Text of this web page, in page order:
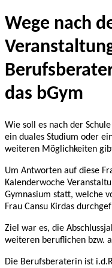
Wege nach
das bGym
Wie soll es nach der
ein duales Studium oder
weiteren Möglichkeiten
Um Antworten auf diese
Kalenderwoche
Gymnasium statt, welche
Frau Cansu Kirdas
Ziel war es, die
weiteren beruflichen bzw.
Die Berufsberaterin ist